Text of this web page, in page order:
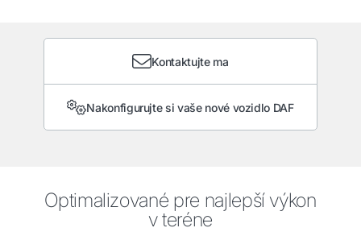
Kontaktujte ma
Nakonfigurujte si vaše nové vozidlo DAF
Optimalizované pre najlepší výkon
v teréne